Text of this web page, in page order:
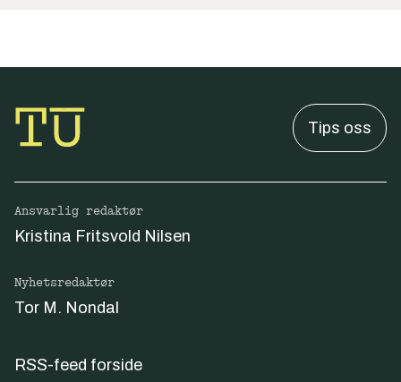
Tips oss
Ansvarlig redaktør
Kristina Fritsvold Nilsen
Nyhetsredaktør
Tor M. Nondal
RSS-feed forside